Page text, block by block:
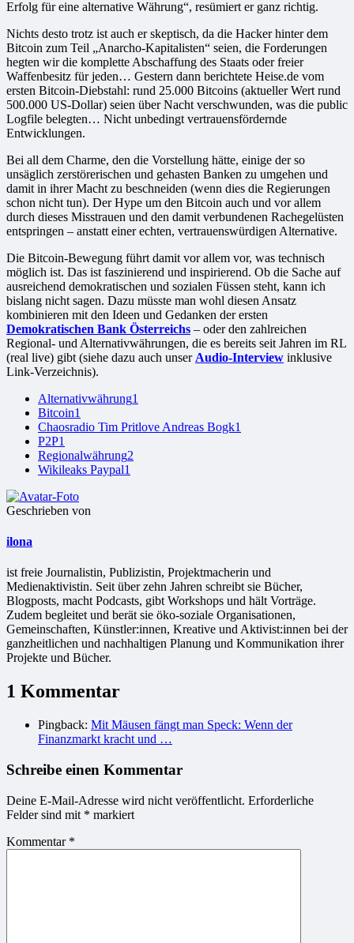
Erfolg für eine alternative Währung“, resümiert er ganz richtig.
Nichts desto trotz ist auch er skeptisch, da die Hacker hinter dem
Bitcoin zum Teil „Anarcho-Kapitalisten“ seien, die Forderungen
hegten wir die komplette Abschaffung des Staats oder freier
Waffenbesitz für jeden… Gestern dann berichtete Heise.de vom
ersten Bitcoin-Diebstahl: rund 25.000 Bitcoins (aktueller Wert rund
500.000 US-Dollar) seien über Nacht verschwunden, was die public
Logfile belegten… Nicht unbedingt vertrauensfördernde
Entwicklungen.
Bei all dem Charme, den die Vorstellung hätte, einige der so
unsäglich zerstörerischen und gehasten Banken zu umgehen und
damit in ihrer Macht zu beschneiden (wenn dies die Regierungen
schon nicht tun). Der Hype um den Bitcoin auch und vor allem
durch dieses Misstrauen und den damit verbundenen Rachegelüsten
entspringen – anstatt einer echten, vertrauenswürdigen Alternative.
Die Bitcoin-Bewegung führt damit vor allem vor, was technisch
möglich ist. Das ist faszinierend und inspirierend. Ob die Sache auf
ausreichend demokratischen und sozialen Füssen steht, kann ich
bislang nicht sagen. Dazu müsste man wohl diesen Ansatz
kombinieren mit den Ideen und Gedanken der ersten
Demokratischen Bank Österreichs – oder den zahlreichen
Regional- und Alternativwährungen, die es bereits seit Jahren im RL
(real live) gibt (siehe dazu auch unser Audio-Interview inklusive
Link-Verzeichnis).
Alternativwährung1
Bitcoin1
Chaosradio Tim Pritlove Andreas Bogk1
P2P1
Regionalwährung2
Wikileaks Paypal1
Geschrieben von
ilona
ist freie Jour­na­lis­tin, Publizistin, Projekt­ma­che­rin und
Medienaktivistin. Seit über zehn Jahren schreibt sie Bücher,
Blogposts, macht Podcasts, gibt Workshops und hält Vorträge.
Zudem begleitet und berät sie öko-soziale Organisationen,
Gemeinschaften, Künstler:innen, Kreative und Aktivist:innen bei der
ganzheitlichen und nachhaltigen Planung und Kommunikation ihrer
Projekte und Bücher.
1 Kommentar
Pingback: Mit Mäusen fängt man Speck: Wenn der
Finanzmarkt kracht und …
Schreibe einen Kommentar
Deine E-Mail-Adresse wird nicht veröffentlicht. Erforderliche
Felder sind mit * markiert
Kommentar *